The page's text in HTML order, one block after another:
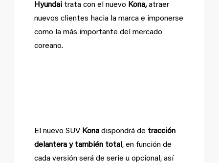
Hyundai trata con el nuevo Kona,atraer
nuevos clientes hacia la marca e imponerse
como la más importante del mercado
coreano.
El nuevo SUV Kona dispondrá de tracción
delantera y también total , en función de
cada versión será de serie u opcional, así